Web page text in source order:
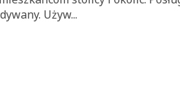
Używ...